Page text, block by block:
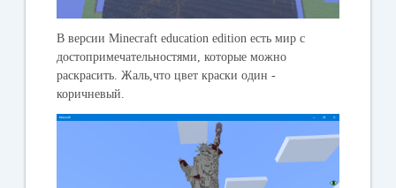
В версии Minecraft education edition есть мир с
достопримечательностями, которые можно
раскрасить. Жаль,что цвет краски один -
коричневый.